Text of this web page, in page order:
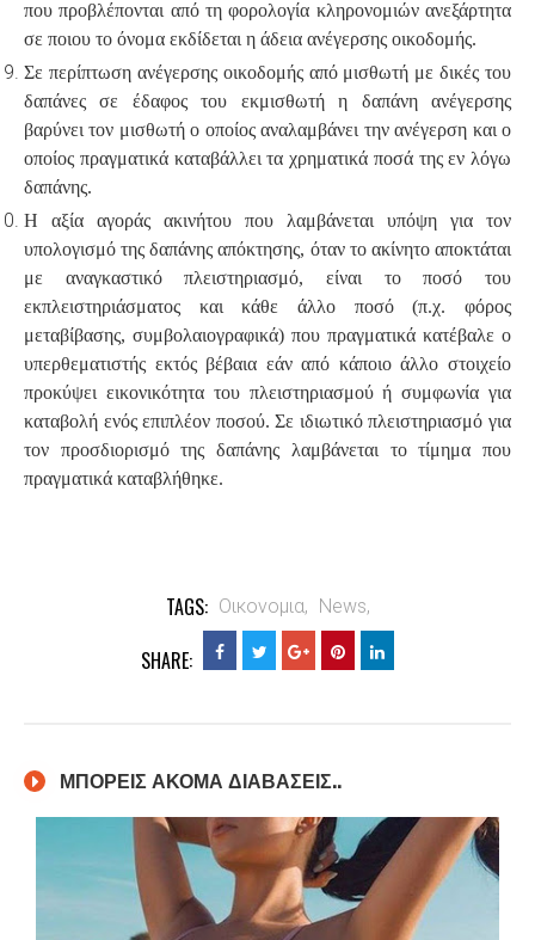
που προβλέπονται από τη φορολογία κληρονομιών ανεξάρτητα
σε ποιου το όνομα εκδίδεται η άδεια ανέγερσης οικοδομής.
Σε περίπτωση ανέγερσης οικοδομής από μισθωτή με δικές του
δαπάνες σε έδαφος του εκμισθωτή η δαπάνη ανέγερσης
βαρύνει τον μισθωτή ο οποίος αναλαμβάνει την ανέγερση και ο
οποίος πραγματικά καταβάλλει τα χρηματικά ποσά της εν λόγω
δαπάνης.
Η αξία αγοράς ακινήτου που λαμβάνεται υπόψη για τον
υπολογισμό της δαπάνης απόκτησης, όταν το ακίνητο αποκτάται
με αναγκαστικό πλειστηριασμό, είναι το ποσό του
εκπλειστηριάσματος και κάθε άλλο ποσό (π.χ. φόρος
μεταβίβασης, συμβολαιογραφικά) που πραγματικά κατέβαλε ο
υπερθεματιστής εκτός βέβαια εάν από κάποιο άλλο στοιχείο
προκύψει εικονικότητα του πλειστηριασμού ή συμφωνία για
καταβολή ενός επιπλέον ποσού. Σε ιδιωτικό πλειστηριασμό για
τον προσδιορισμό της δαπάνης λαμβάνεται το τίμημα που
πραγματικά καταβλήθηκε.
TAGS: Οικονομια, News,
SHARE:
ΜΠΟΡΕΙΣ ΑΚΟΜΑ ΔΙΑΒΑΣΕΙΣ..